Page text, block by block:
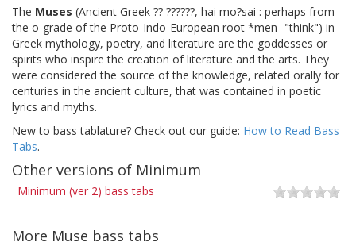
The Muses (Ancient Greek ?? ??????, hai mo?sai : perhaps from
the o-grade of the Proto-Indo-European root *men- "think") in
Greek mythology, poetry, and literature are the goddesses or
spirits who inspire the creation of literature and the arts. They
were considered the source of the knowledge, related orally for
centuries in the ancient culture, that was contained in poetic
lyrics and myths.
New to bass tablature? Check out our guide: How to Read Bass
Tabs.
Other versions of Minimum
Minimum (ver 2) bass tabs
More Muse bass tabs